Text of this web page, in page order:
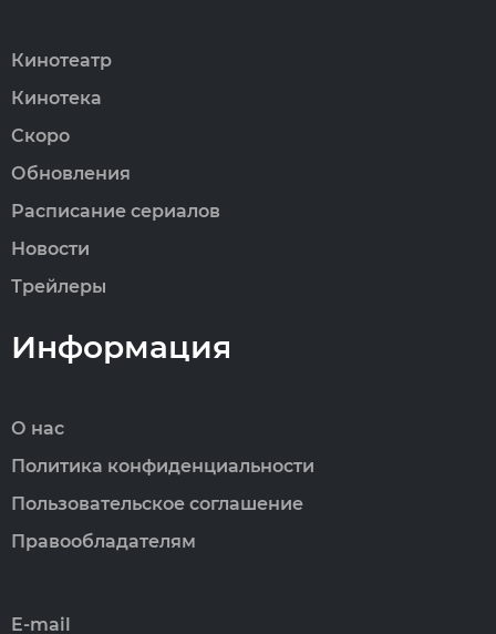
Кинотеатр
Кинотека
Скоро
Обновления
Расписание сериалов
Новости
Трейлеры
Информация
О нас
Политика конфиденциальности
Пользовательское соглашение
Правообладателям
E-mail